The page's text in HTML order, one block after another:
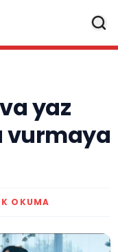
yaz
vurmaya
OKUMA